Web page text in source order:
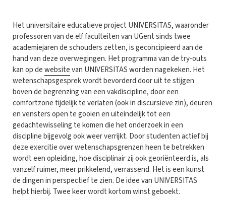
Het universitaire educatieve project UNIVERSITAS, waaronder
professoren van de elf faculteiten van UGent sinds twee
academiejaren de schouders zetten, is geconcipieerd aan de
hand van deze overwegingen. Het programma van de try-outs
kan op dewebsitevan UNIVERSITAS worden nagekeken. Het
wetenschapsgesprek wordt bevorderd door uit te stijgen
boven de begrenzing van een vakdiscipline, door een
comfortzone tijdelijk te verlaten (ook in discursieve zin), deuren
en vensters open te gooien en uiteindelijk tot een
gedachtewisseling te komen die het onderzoek in een
discipline bijgevolg ook weer verrijkt. Door studenten actief bij
deze exercitie over wetenschapsgrenzen heen te betrekken
wordt een opleiding, hoe disciplinair zij ook georiënteerd is, als
vanzelf ruimer, meer prikkelend, verrassend. Het is een kunst
de dingen in perspectief te zien. De idee van UNIVERSITAS
helpt hierbij. Twee keer wordt kortom winst geboekt.